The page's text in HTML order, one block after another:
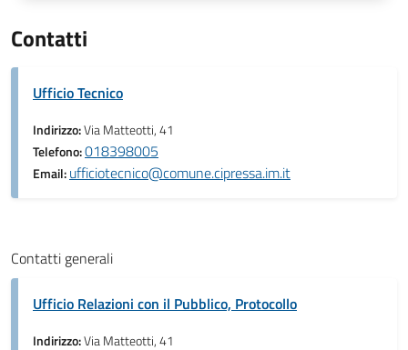
Contatti
Ufficio Tecnico
Indirizzo:Via Matteotti, 41
Telefono:018398005
Email:ufficiotecnico@comune.cipressa.im.it
Contatti generali
Ufficio Relazioni con il Pubblico, Protocollo
Indirizzo:Via Matteotti, 41